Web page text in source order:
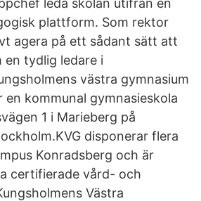
leda skolan utifrån en
plattform. Som rektor
agera på ett sådant sätt att
en tydlig ledare i
västra gymnasium
en kommunal gymnasieskola
1 i Marieberg på
disponerar flera
Konradsberg och är
certifierade vård- och
Västra